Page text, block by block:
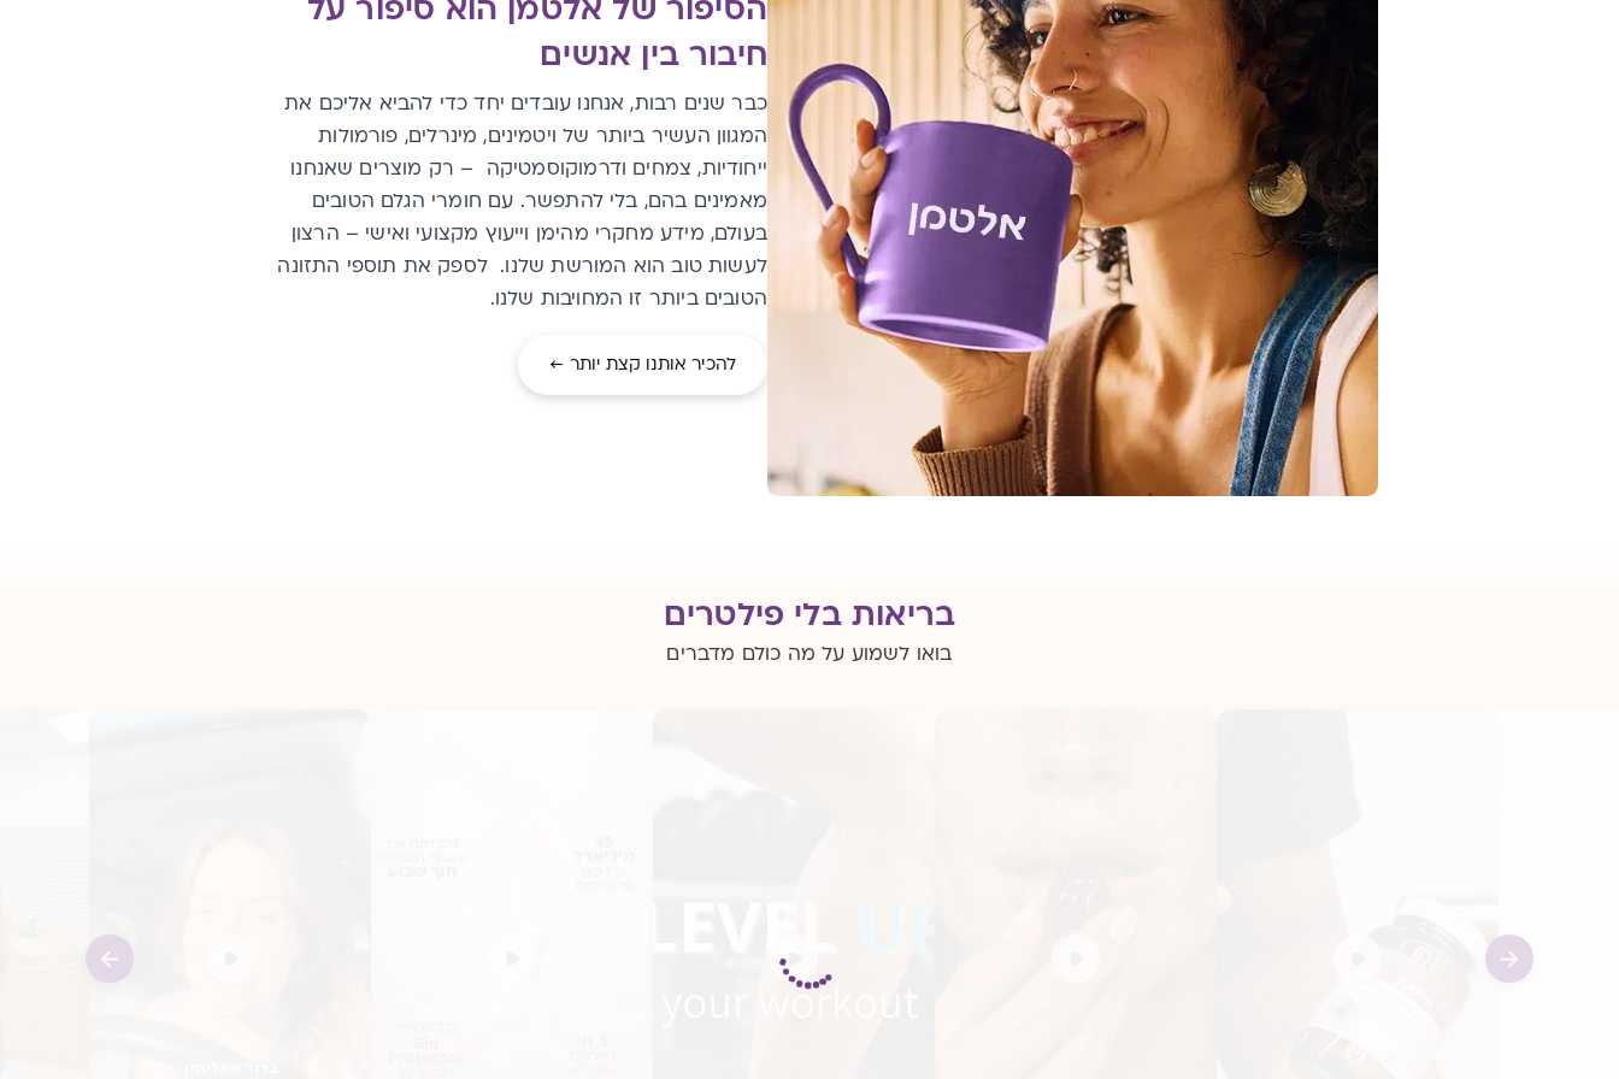
הסיפור של אלטמן הוא סיפור על
חיבור בין אנשים
כבר שנים רבות, אנחנו עובדים יחד כדי להביא אליכם את
המגוון העשיר ביותר של ויטמינים, מינרלים, פורמולות
ייחודיות, צמחים ודרמוקוסמטיקה – רק מוצרים שאנחנו
מאמינים בהם, בלי להתפשר. עם חומרי הגלם הטובים
בעולם, מידע מחקרי מהימן וייעוץ מקצועי ואישי – הרצון
לעשות טוב הוא המורשת שלנו. לספק את תוספי התזונה
הטובים ביותר זו המחויבות שלנו.
להכיר אותנו קצת יותר ←
בריאות בלי פילטרים
בואו לשמוע על מה כולם מדברים